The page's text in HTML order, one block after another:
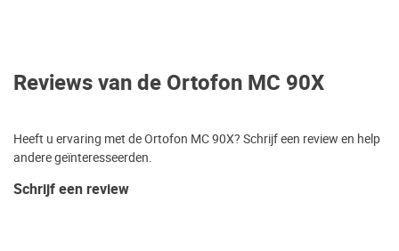
Reviews van de Ortofon MC 90X
Heeft u ervaring met de Ortofon MC 90X? Schrijf een review en help
andere geïnteresseerden.
Schrijf een review